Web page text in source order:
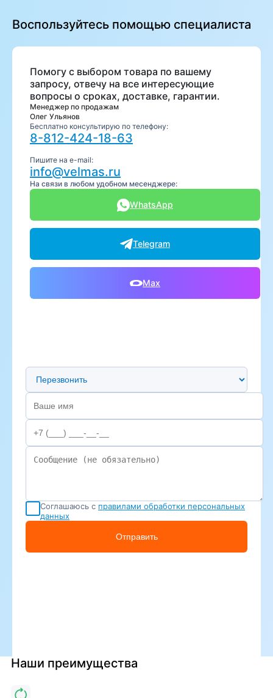
Воспользуйтесь помощью специалиста
Помогу с выбором товара по вашему
запросу, отвечу на все интересующие
вопросы о сроках, доставке, гарантии.
Менеджер по продажам
Олег Ульянов
Бесплатно консультирую по телефону:
8-812-424-18-63
Пишите на e-mail:
info@velmas.ru
На связи в любом удобном месенджере:
WhatsApp
Telegram
Max
Предпочтительный способ связи
Соглашаюсь с правилами обработки персональных
данных
Отправить
Наши преимущества